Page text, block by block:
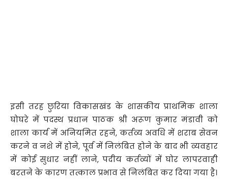
इसी तरह छुरिया विकासखंड के शासकीय प्राथमिक शाला
घोघरे में पदस्थ प्रधान पाठक श्री अरूण कुमार मंडावी को
शाला कार्य में अनियमित रहने, कर्तव्य अवधि में शराब सेवन
करने व नशे में होने, पूर्व में निलंबित होने के बाद भी व्यवहार
में कोई सुधार नहीं लाने, पदीय कर्तव्यों में घोर लापरवाही
बरतने के कारण तत्काल प्रभाव से निलंबित कर दिया गया है।